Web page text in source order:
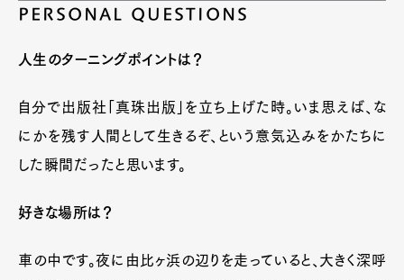
PERSONAL QUESTIONS
人生のターニングポイントは？
自分で出版社「真珠出版」を立ち上げた時。いま思えば、な
にかを残す人間として生きるぞ、という意気込みをかたちに
した瞬間だったと思います。
好きな場所は？
車の中です。夜に由比ヶ浜の辺りを走っていると、大きく深呼